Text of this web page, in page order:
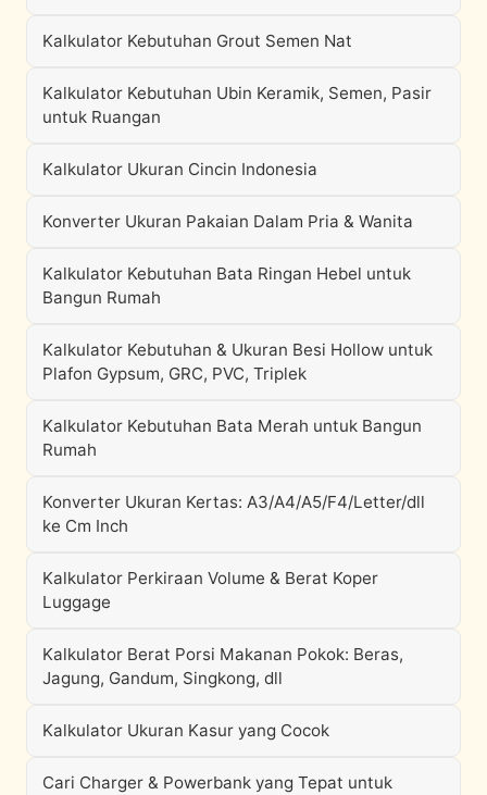
Kalkulator Kebutuhan Grout Semen Nat
Kalkulator Kebutuhan Ubin Keramik, Semen, Pasir
untuk Ruangan
Kalkulator Ukuran Cincin Indonesia
Konverter Ukuran Pakaian Dalam Pria & Wanita
Kalkulator Kebutuhan Bata Ringan Hebel untuk
Bangun Rumah
Kalkulator Kebutuhan & Ukuran Besi Hollow untuk
Plafon Gypsum, GRC, PVC, Triplek
Kalkulator Kebutuhan Bata Merah untuk Bangun
Rumah
Konverter Ukuran Kertas: A3/A4/A5/F4/Letter/dll
ke Cm Inch
Kalkulator Perkiraan Volume & Berat Koper
Luggage
Kalkulator Berat Porsi Makanan Pokok: Beras,
Jagung, Gandum, Singkong, dll
Kalkulator Ukuran Kasur yang Cocok
Cari Charger & Powerbank yang Tepat untuk